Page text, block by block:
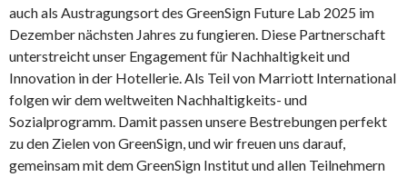
auch als Austragungsort des GreenSign Future Lab 2025 im
Dezember nächsten Jahres zu fungieren. Diese Partnerschaft
unterstreicht unser Engagement für Nachhaltigkeit und
Innovation in der Hotellerie. Als Teil von Marriott International
folgen wir dem weltweiten Nachhaltigkeits- und
Sozialprogramm. Damit passen unsere Bestrebungen perfekt
zu den Zielen von GreenSign, und wir freuen uns darauf,
gemeinsam mit dem GreenSign Institut und allen Teilnehmern